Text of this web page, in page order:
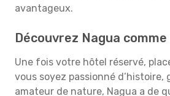
avantageux.
Découvrez Nagua
Une fois votre hôtel réservé,
vous soyez passionné d’histoire,
amateur de nature, Nagua a de